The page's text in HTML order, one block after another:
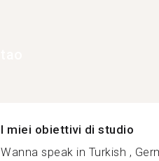
I miei obiettivi di studio
Wanna speak in Turkish ,